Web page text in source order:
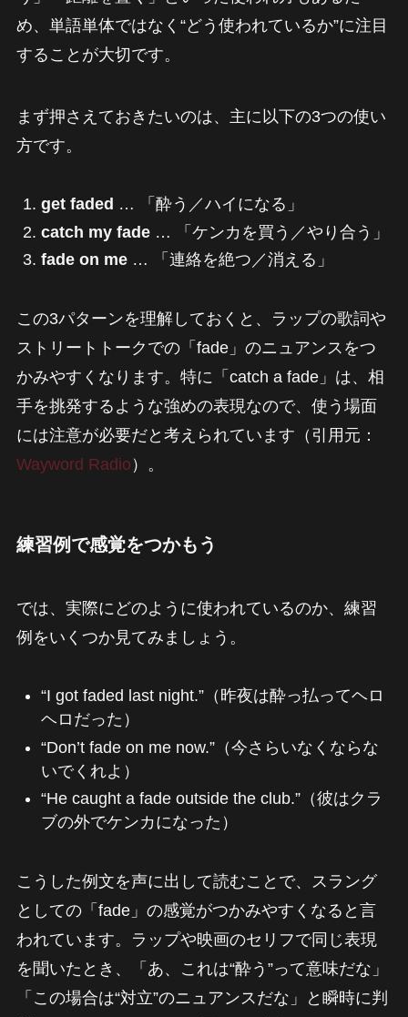
め、単語単体ではなく“どう使われているか”に注目
することが大切です。
まず押さえておきたいのは、主に以下の3つの使い
方です。
get faded … 「酔う／ハイになる」
catch my fade… 「ケンカを買う／やり合う」
fade on me… 「連絡を絶つ／消える」
この3パターンを理解しておくと、ラップの歌詞や
ストリートトークでの「fade」のニュアンスをつ
かみやすくなります。特に「catch a fade」は、相
手を挑発するような強めの表現なので、使う場面
には注意が必要だと考えられています（引用元：
Wayword Radio ）。
練習例で感覚をつかもう
では、実際にどのように使われているのか、練習
例をいくつか見てみましょう。
“I got faded last night.”（昨夜は酔っ払ってヘロ
ヘロだった）
“Don’t fade on me now.”（今さらいなくならな
いでくれよ）
“He caught a fade outside the club.”（彼はクラ
ブの外でケンカになった）
こうした例文を声に出して読むことで、スラング
としての「fade」の感覚がつかみやすくなると言
われています。ラップや映画のセリフで同じ表現
を聞いたとき、「あ、これは“酔う”って意味だな」
「この場合は“対立”のニュアンスだな」と瞬時に判